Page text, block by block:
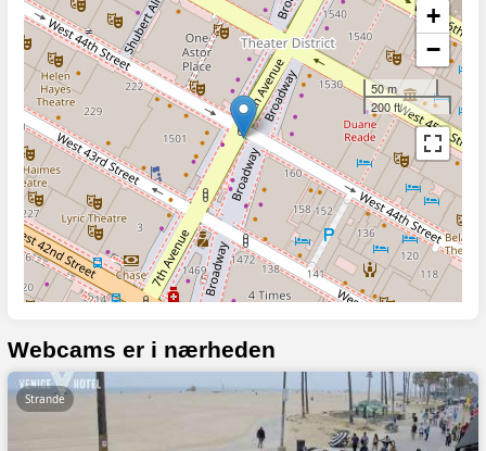
+
−
50 m
200 ft
Webcams er i nærheden
Strande